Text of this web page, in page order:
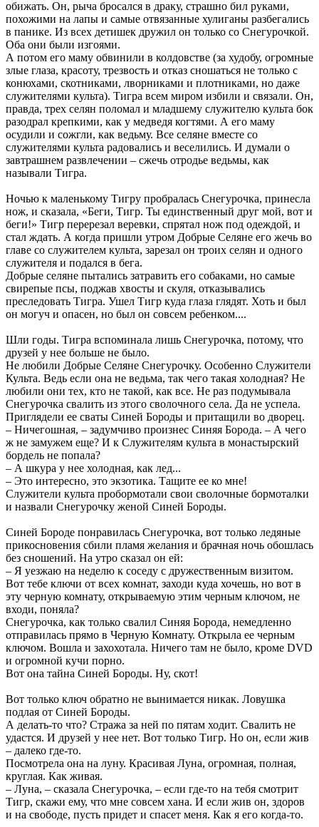
обижать. Он, рыча бросался в драку, страшно бил руками,
похожими на лапы и самые отвязанные хулиганы разбегались
в панике. Из всех детишек дружил он только со Снегурочкой.
Оба они были изгоями.
А потом его маму обвинили в колдовстве (за худобу, огромные
злые глаза, красоту, трезвость и отказ сношаться не только с
конюхами, скотниками, лворниками и плотниками, но даже
служителями культа). Тигра всем миром избили и связали. Он,
правда, трех селян поломал и младшему служителю культа бок
разодрал крепкими, как у медведя когтями. А его маму
осудили и сожгли, как ведьму. Все селяне вместе со
служителями культа радовались и веселились. И думали о
завтрашнем развлечении – сжечь отродье ведьмы, как
называли Тигра.
Ночью к маленькому Тигру пробралась Снегурочка, принесла
нож, и сказала, «Беги, Тигр. Ты единственный друг мой, вот и
беги!» Тигр перерезал веревки, спрятал нож под одеждой, и
стал ждать. А когда пришли утром Добрые Селяне его жечь во
главе со служителем культа, зарезал он троих селян и одного
служителя и подался в бега.
Добрые селяне пытались затравить его собаками, но самые
свирепые псы, поджав хвосты и скуля, отказывались
преследовать Тигра. Ушел Тигр куда глаза глядят. Хоть и был
он могуч и опасен, но был он совсем ребенком....
Шли годы. Тигра вспоминала лишь Снегурочка, потому, что
друзей у нее больше не было.
Не любили Добрые Селяне Снегурочку. Особенно Служители
Культа. Ведь если она не ведьма, так чего такая холодная? Не
любили они тех, кто не такой, как все. Не раз подумывала
Снегурочка свалить из этого сволочного села. Да не успела.
Приглядели ее сваты Синей Бороды и притащили во дворец.
– Ничегошная, – задумчиво произнес Синяя Борода. – А чего
ж не замужем еще? И к Служителям культа в монастырский
бордель не попала?
– А шкура у нее холодная, как лед...
– Это интересно, это экзотика. Тащите ее ко мне!
Служители культа пробормотали свои сволочные бормоталки
и назвали Снегурочку женой Синей Бороды.
Синей Бороде понравилась Снегурочка, вот только ледяные
прикосновения сбили пламя желания и брачная ночь обошлась
без сношений. На утро сказал он ей:
– Я уезжаю на неделю к соседу с дружественным визитом.
Вот тебе ключи от всех комнат, заходи куда хочешь, но вот в
эту черную комнату, открываемую этим черным ключом, не
входи, поняла?
Снегурочка, как только свалил Синяя Борода, немедленно
отправилась прямо в Черную Комнату. Открыла ее черным
ключом. Вошла и захохотала. Ничего там не было, кроме DVD
и огромной кучи порно.
Вот она тайна Синей Бороды. Ну, скот!
Вот только ключ обратно не вынимается никак. Ловушка
подлая от Синей Бороды.
А делать-то что? Стража за ней по пятам ходит. Свалить не
удастся. И друзей у нее нет. Вот только Тигр. Но он, если жив
– далеко где-то.
Посмотрела она на луну. Красивая Луна, огромная, полная,
круглая. Как живая.
– Луна, – сказала Снегурочка, – если где-то на тебя смотрит
Тигр, скажи ему, что мне совсем хана. И если жив он, здоров
и на свободе, пусть придет и спасет меня. Как я его когда-то.